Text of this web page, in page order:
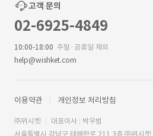
고객 문의
02-6925-4849
10:00-18:00 주말·공휴일 제외
help@wishket.com
이용약관 개인정보 처리방침
㈜위시켓
대표이사 : 박우범
서울특별시 강남구 테헤란로 211 3층 ㈜위시켓